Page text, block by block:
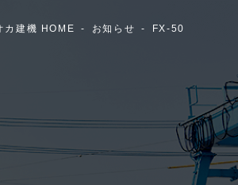
カ建機 HOME お知らせ FX-50